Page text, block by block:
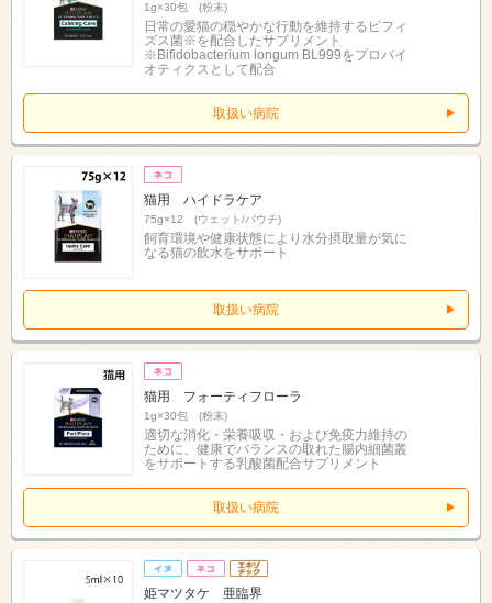
1g×30包 (粉末)
日常の愛猫の穏やかな行動を維持するビフィ
ズス菌※を配合したサプリメント
※Bifidobacterium longum BL999をプロバイ
オティクスとして配合
取扱い病院
猫用 ハイドラケア
75g×12 (ウェット/パウチ)
飼育環境や健康状態により水分摂取量が気に
なる猫の飲水をサポート
取扱い病院
猫用 フォーティフローラ
1g×30包 (粉末)
適切な消化・栄養吸収・および免疫力維持の
ために、健康でバランスの取れた腸内細菌叢
をサポートする乳酸菌配合サプリメント
取扱い病院
姫マツタケ 亜臨界